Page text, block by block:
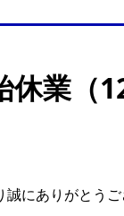
休業（
にありがとうご